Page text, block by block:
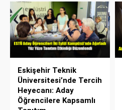
Eskişehir Teknik
Üniversitesi’nde Tercih
Heyecanı: Aday
Öğrencilere Kapsamlı